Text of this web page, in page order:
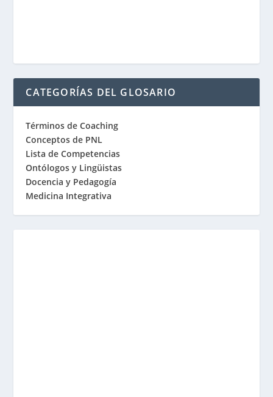
CATEGORÍAS DEL GLOSARIO
Términos de Coaching
Conceptos de PNL
Lista de Competencias
Ontólogos y Lingüistas
Docencia y Pedagogía
Medicina Integrativa